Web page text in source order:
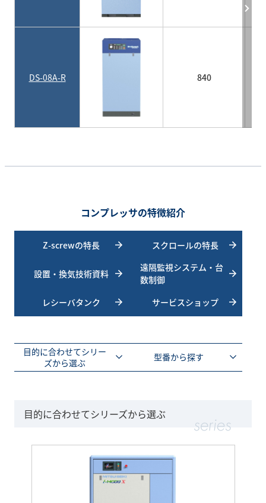
DS-08A-R 840
コンプレッサの特徴紹介
Z-screwの特長 スクロールの特長
設置・換気技術資料
遠隔監視システム・台
数制御
レシーバタンク
サービスショップ
目的に合わせてシリー
ズから選ぶ
型番から探す
目的に合わせてシリーズから選ぶ